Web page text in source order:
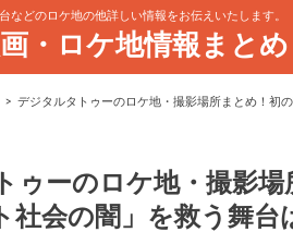
などのロケ地の他詳しい情報をお伝えいたします。
・ロケ地情報まとめ
デジタルタトゥーのロケ地・撮影場所まとめ！初
ゥーのロケ地・撮影
社会の闇」を救う舞台